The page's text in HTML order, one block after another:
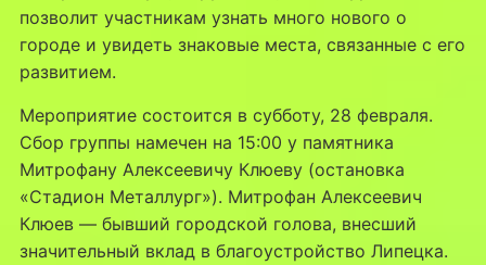
позволит участникам узнать много нового о
городе и увидеть знаковые места, связанные с его
развитием.
Мероприятие состоится в субботу, 28 февраля.
Сбор группы намечен на 15:00 у памятника
Митрофану Алексеевичу Клюеву (остановка
«Стадион Металлург»). Митрофан Алексеевич
Клюев — бывший городской голова, внесший
значительный вклад в благоустройство Липецка.